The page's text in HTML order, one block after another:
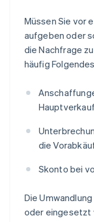
Müssen Sie vor
aufgeben oder
die Nachfrage
häufig
die
Skonto bei
Die
oder eingesetzt